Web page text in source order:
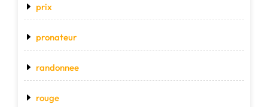
prix
pronateur
randonnee
rouge